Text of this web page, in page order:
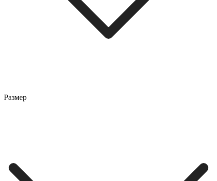
Размер